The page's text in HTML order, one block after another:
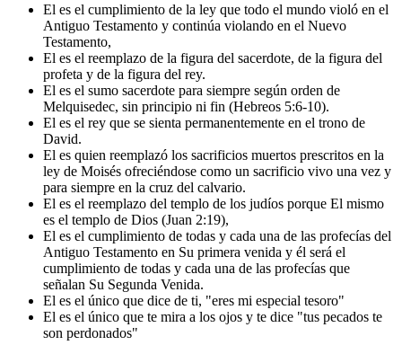
El es el cumplimiento de la ley que todo el mundo violó en el
Antiguo Testamento y continúa violando en el Nuevo
Testamento,
El es el reemplazo de la figura del sacerdote, de la figura del
profeta y de la figura del rey.
El es el sumo sacerdote para siempre según orden de
Melquisedec, sin principio ni fin (Hebreos 5:6-10).
El es el rey que se sienta permanentemente en el trono de
David.
El es quien reemplazó los sacrificios muertos prescritos en la
ley de Moisés ofreciéndose como un sacrificio vivo una vez y
para siempre en la cruz del calvario.
El es el reemplazo del templo de los judíos porque El mismo
es el templo de Dios (Juan 2:19),
El es el cumplimiento de todas y cada una de las profecías del
Antiguo Testamento en Su primera venida y él será el
cumplimiento de todas y cada una de las profecías que
señalan Su Segunda Venida.
El es el único que dice de ti, "eres mi especial tesoro"
El es el único que te mira a los ojos y te dice "tus pecados te
son perdonados"